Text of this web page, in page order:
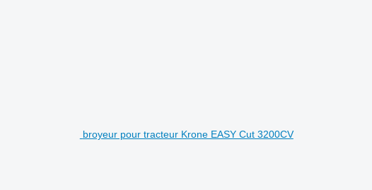
broyeur pour tracteur Krone EASY Cut 3200CV